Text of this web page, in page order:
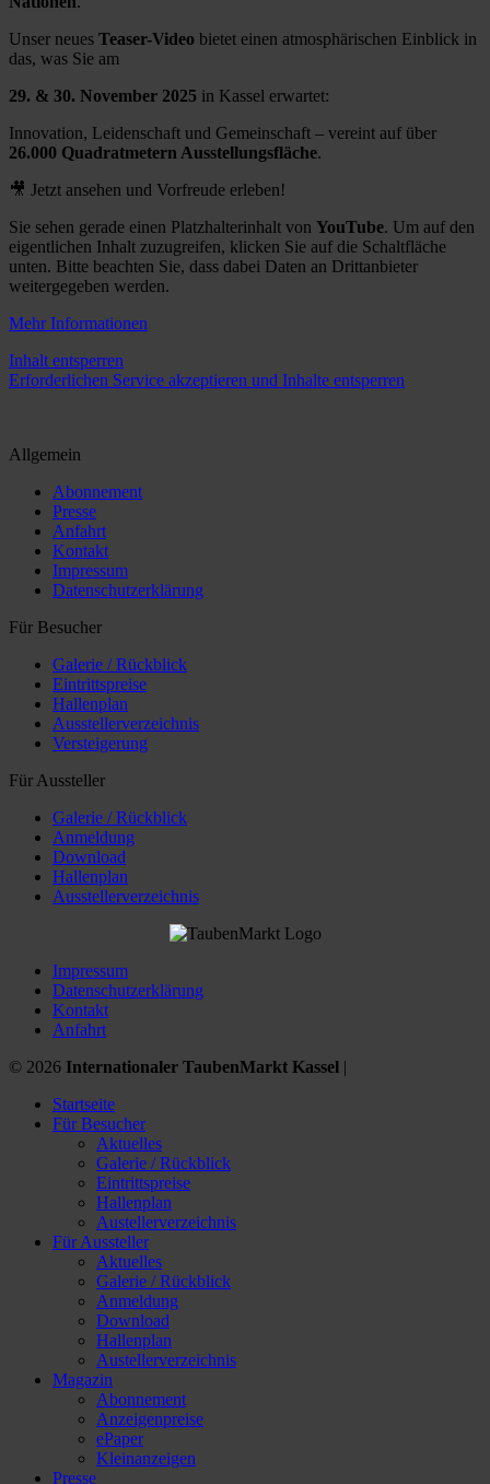
Unser neues Teaser-Video bietet einen atmosphärischen Einblick in
das, was Sie am
29. & 30. November 2025 in Kassel erwartet:
Innovation, Leidenschaft und Gemeinschaft – vereint auf über
26.000 Quadratmetern Ausstellungsfläche.
🎥 Jetzt ansehen und Vorfreude erleben!
Sie sehen gerade einen Platzhalterinhalt von YouTube. Um auf den
eigentlichen Inhalt zuzugreifen, klicken Sie auf die Schaltfläche
unten. Bitte beachten Sie, dass dabei Daten an Drittanbieter
weitergegeben werden.
Mehr Informationen
Inhalt entsperren
Erforderlichen Service akzeptieren und Inhalte entsperren
Allgemein
Abonnement
Presse
Anfahrt
Kontakt
Impressum
Datenschutzerklärung
Für Besucher
Galerie / Rückblick
Eintrittspreise
Hallenplan
Ausstellerverzeichnis
Versteigerung
Für Aussteller
Galerie / Rückblick
Anmeldung
Download
Hallenplan
Ausstellerverzeichnis
Impressum
Datenschutzerklärung
Kontakt
Anfahrt
© 2026 Internationaler TaubenMarkt Kassel |
Startseite
Für Besucher
Aktuelles
Galerie / Rückblick
Eintrittspreise
Hallenplan
Austellerverzeichnis
Für Aussteller
Aktuelles
Galerie / Rückblick
Anmeldung
Download
Hallenplan
Austellerverzeichnis
Magazin
Abonnement
Anzeigenpreise
ePaper
Kleinanzeigen
Presse